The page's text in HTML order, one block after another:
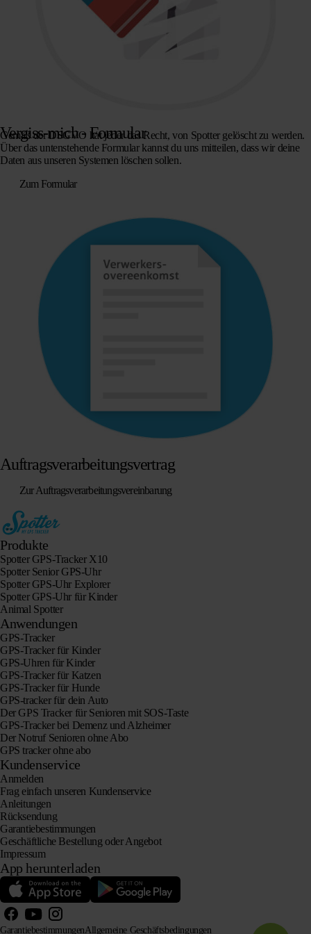
Vergiss-mich - Formular
Gemäß der DSGVO hat jeder das Recht, von Spotter gelöscht zu werden.
Über das untenstehende Formular kannst du uns mitteilen, dass wir deine
Daten aus unseren Systemen löschen sollen.
Zum Formular
Auftragsverarbeitungsvertrag
Zur Auftragsverarbeitungsvereinbarung
Produkte
Spotter GPS-Tracker X10
Spotter Senior GPS-Uhr
Spotter GPS-Uhr Explorer
Spotter GPS-Uhr für Kinder
Animal Spotter
Anwendungen
GPS-Tracker
GPS-Tracker für Kinder
GPS-Uhren für Kinder
GPS-Tracker für Katzen
GPS-Tracker für Hunde
GPS-tracker für dein Auto
Der GPS Tracker für Senioren mit SOS-Taste
GPS-Tracker bei Demenz und Alzheimer
Der Notruf Senioren ohne Abo
GPS tracker ohne abo
Kundenservice
Anmelden
Frag einfach unseren Kundenservice
Anleitungen
Rücksendung
Garantiebestimmungen
Geschäftliche Bestellung oder Angebot
Impressum
App herunterladen
GarantiebestimmungenAllgemeine Geschäftsbedingungen